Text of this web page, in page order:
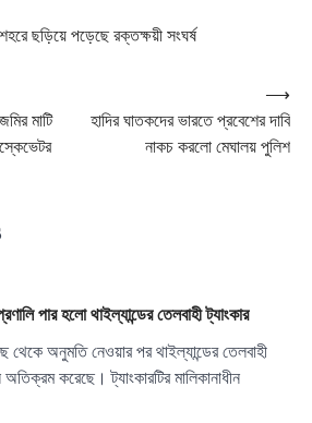
শহরে ছড়িয়ে পড়েছে রক্তক্ষয়ী সংঘর্ষ
মাটি
হাদির ঘাতকদের ভারতে প্রবেশের দাবি
নাকচ করলো মেঘালয় পুলিশ
⟶
পার হলো থাইল্যান্ডের তেলবাহী ট্যাংকার
অনুমতি নেওয়ার পর থাইল্যান্ডের তেলবাহী
করেছে। ট্যাংকারটির মালিকানাধীন